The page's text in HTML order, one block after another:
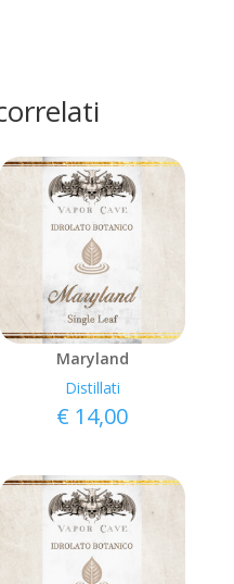
Maryland
Distillati
€ 14,00